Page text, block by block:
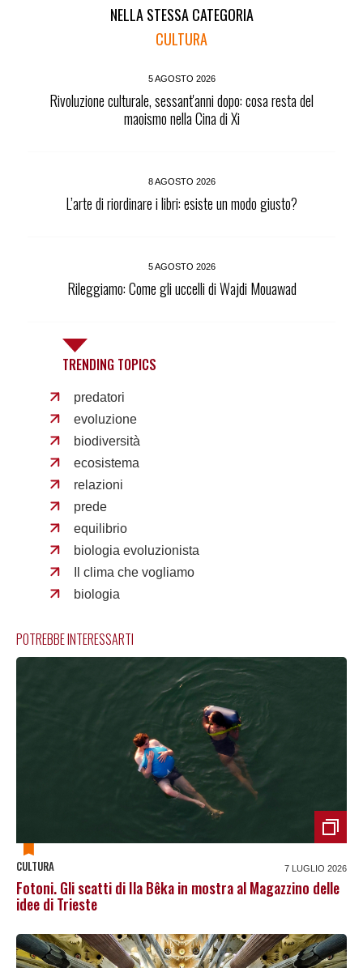
NELLA STESSA CATEGORIA
CULTURA
5 AGOSTO 2026
Rivoluzione culturale, sessant'anni dopo: cosa resta del
maoismo nella Cina di Xi
8 AGOSTO 2026
L’arte di riordinare i libri: esiste un modo giusto?
5 AGOSTO 2026
Rileggiamo: Come gli uccelli di Wajdi Mouawad
TRENDING TOPICS
predatori
evoluzione
biodiversità
ecosistema
relazioni
prede
equilibrio
biologia evoluzionista
Il clima che vogliamo
biologia
POTREBBE INTERESSARTI
CULTURA 7 LUGLIO 2026
Fotoni. Gli scatti di Ila Bêka in mostra al Magazzino delle
idee di Trieste